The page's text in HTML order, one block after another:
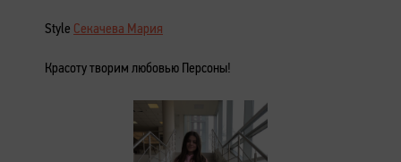
Style Секачева Мария
Красоту творим любовью Персоны!